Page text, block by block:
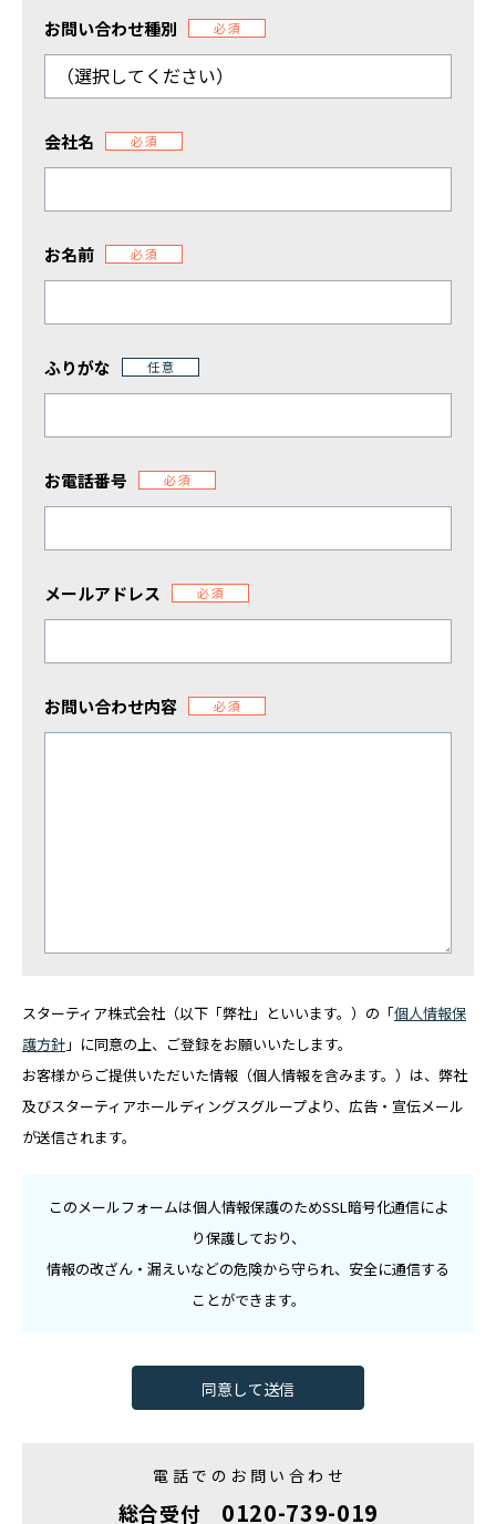
複合機などのOA機器の導入ご検討、
オフィス移転や新設のご相談はこちらから
弊社の採用やIRに関するお問い合わせ
※受付時間 平日 09:00〜18:00
定休日：土日祝祭日・その他弊社指定の休日による
お問い合わせ種別 必須
会社名 必須
お名前 必須
ふりがな 任意
お電話番号 必須
メールアドレス 必須
お問い合わせ内容 必須
スターティア株式会社（以下「弊社」といいます。）の「個人情報保
護方針 」に同意の上、ご登録をお願いいたします。
お客様からご提供いただいた情報（個人情報を含みます。）は、弊社
及びスターティアホールディングスグループより、広告・宣伝メール
が送信されます。
このメールフォームは個人情報保護のためSSL暗号化通信によ
り保護しており、
情報の改ざん・漏えいなどの危険から守られ、安全に通信する
ことができます。
電話でのお問い合わせ
総合受付 0120-739-019